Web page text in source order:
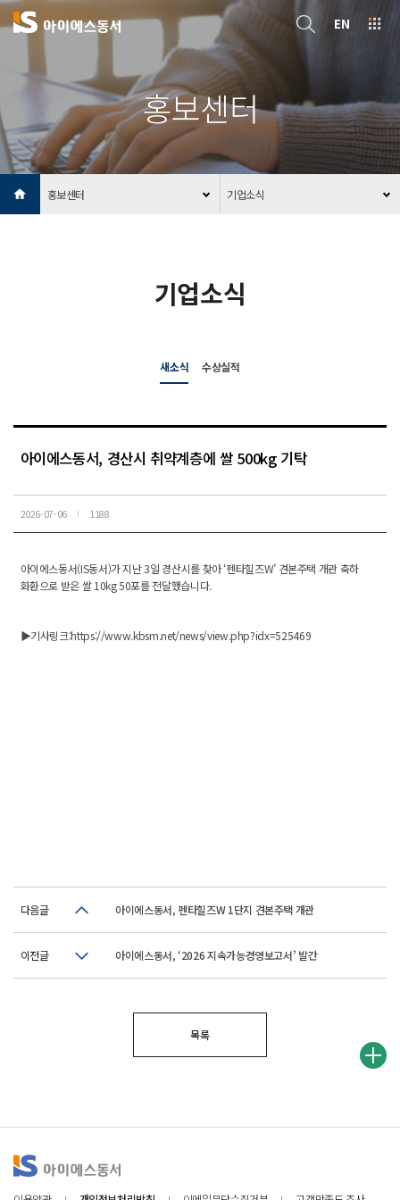
EN
홍보센터
홍보센터 기업소식
기업소식
새소식 수상실적
아이에스동서, 경산시 취약계층에 쌀 500kg 기탁
2026-07-06 1188
아이에스동서(IS동서)가 지난 3일 경산시를 찾아 ‘펜타힐즈W’ 견본주택 개관 축하
화환으로 받은 쌀 10kg 50포를 전달했습니다.
▶기사링크:https://www.kbsm.net/news/view.php?idx=525469
다음글 아이에스동서, 펜타힐즈W 1단지 견본주택 개관
이전글 아이에스동서, ‘2026 지속가능경영보고서’ 발간
목록